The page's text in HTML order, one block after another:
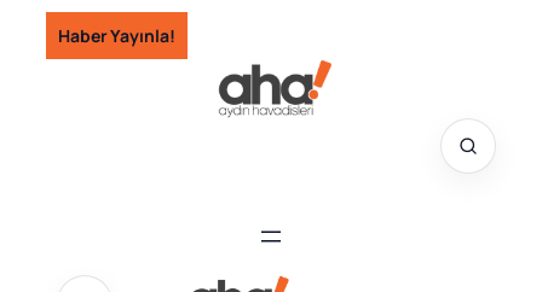
İçeriğe
geç
Haber Yayınla!